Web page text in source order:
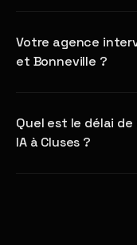
Votre agence
et Bonneville ?
Quel est le délai
IA à Cluses ?